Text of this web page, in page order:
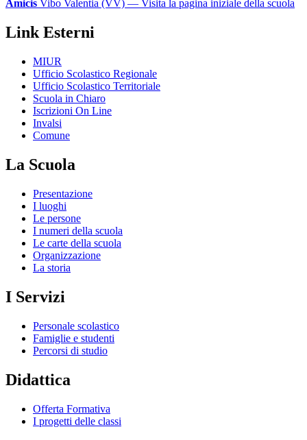
Amicis Vibo Valentia (VV) — Visita la pagina iniziale della scuola
Link Esterni
MIUR
Ufficio Scolastico Regionale
Ufficio Scolastico Territoriale
Scuola in Chiaro
Iscrizioni On Line
Invalsi
Comune
La Scuola
Presentazione
I luoghi
Le persone
I numeri della scuola
Le carte della scuola
Organizzazione
La storia
I Servizi
Personale scolastico
Famiglie e studenti
Percorsi di studio
Didattica
Offerta Formativa
I progetti delle classi